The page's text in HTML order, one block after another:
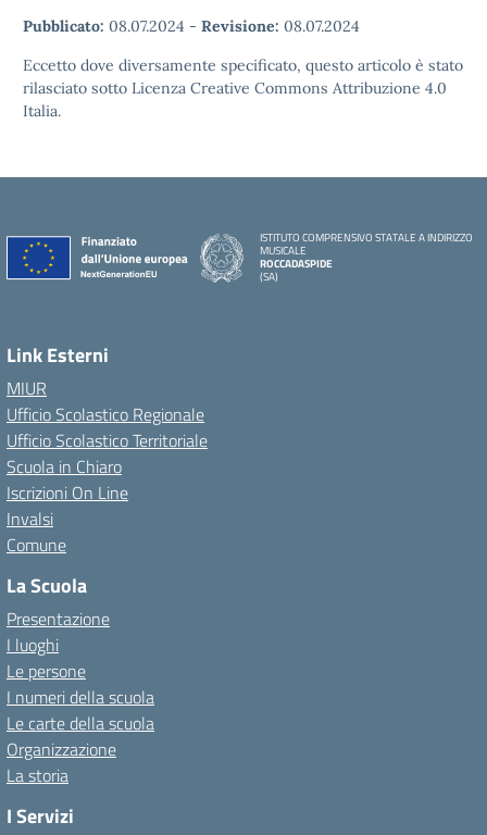
Pubblicato: 08.07.2024 - Revisione: 08.07.2024
Eccetto dove diversamente specificato, questo articolo è stato
rilasciato sotto Licenza Creative Commons Attribuzione 4.0
Italia.
ISTITUTO COMPRENSIVO STATALE A INDIRIZZO
MUSICALE
ROCCADASPIDE
(SA)
Link Esterni
MIUR
Ufficio Scolastico Regionale
Ufficio Scolastico Territoriale
Scuola in Chiaro
Iscrizioni On Line
Invalsi
Comune
La Scuola
Presentazione
I luoghi
Le persone
I numeri della scuola
Le carte della scuola
Organizzazione
La storia
I Servizi